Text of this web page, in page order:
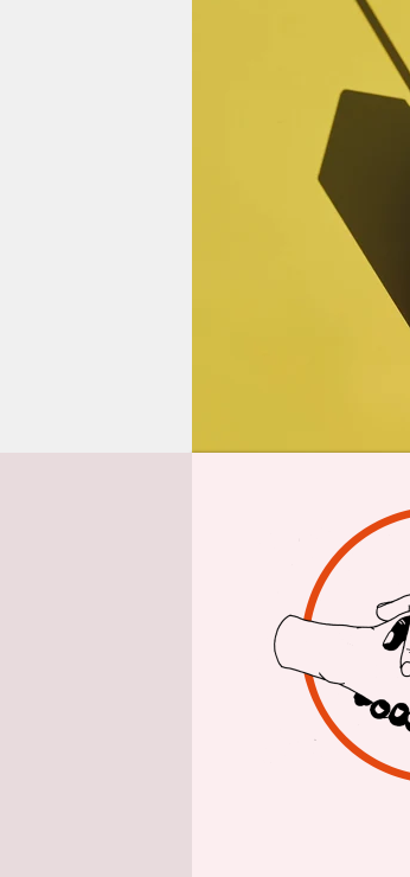
fragen & hilfe
unterstützen